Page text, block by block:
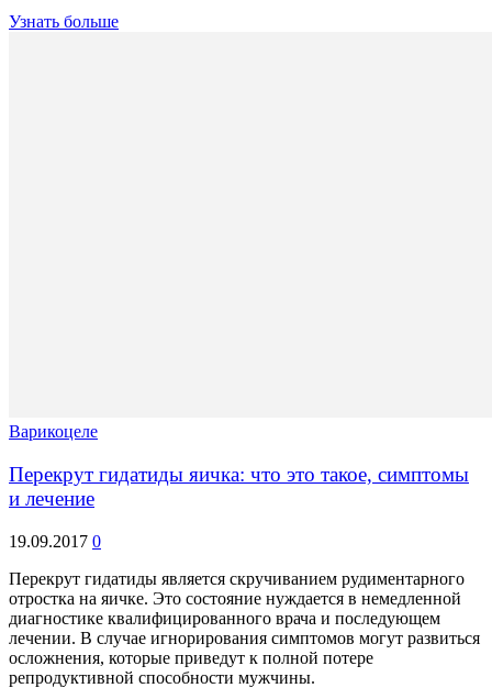
Узнать больше
Варикоцеле
Перекрут гидатиды яичка: что это такое, симптомы
и лечение
19.09.2017 0
Перекрут гидатиды является скручиванием рудиментарного
отростка на яичке. Это состояние нуждается в немедленной
диагностике квалифицированного врача и последующем
лечении. В случае игнорирования симптомов могут развиться
осложнения, которые приведут к полной потере
репродуктивной способности мужчины.